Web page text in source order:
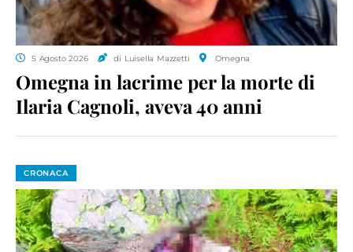
5 Agosto 2026 di Luisella Mazzetti Omegna
Omegna in lacrime per la morte di
Ilaria Cagnoli, aveva 40 anni
CRONACA